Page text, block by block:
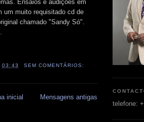
Ensaios e audições em
um muito requisitado cd de
chamado "Sandy Só".
03:43 SEM COMENTÁRIOS:
Mensagens antigas
inicial
telefone: